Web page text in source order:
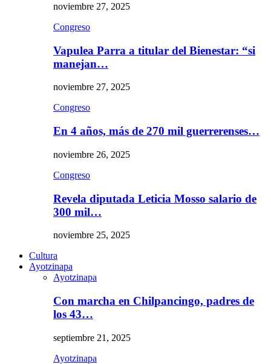
noviembre 27, 2025
Congreso
Vapulea Parra a titular del Bienestar: “si
manejan…
noviembre 27, 2025
Congreso
En 4 años, más de 270 mil guerrerenses…
noviembre 26, 2025
Congreso
Revela diputada Leticia Mosso salario de
300 mil…
noviembre 25, 2025
Cultura
Ayotzinapa
Ayotzinapa
Con marcha en Chilpancingo, padres de
los 43…
septiembre 21, 2025
Ayotzinapa